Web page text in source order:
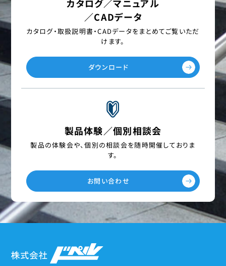
カタログ／マニュアル
／CADデータ
カタログ・取扱説明書・CADデータをまとめてご覧いただ
けます。
ダウンロード
製品体験／個別相談会
製品の体験会や、個別の相談会を随時開催しておりま
す。
お問い合わせ